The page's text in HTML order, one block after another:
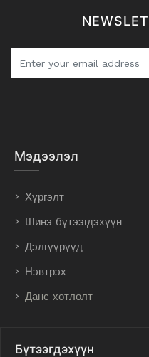
Мэдээлэл
Хүргэлт
Шинэ бүтээгдэхүүн
Дэлгүүрүүд
Нэвтрэх
Данс хөтлөлт
Бүтээгдэхүүн